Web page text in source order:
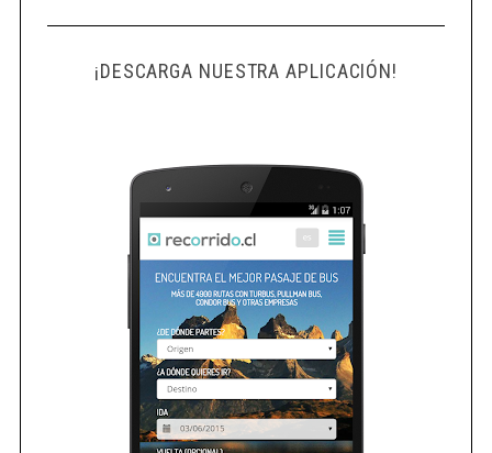
¡DESCARGA NUESTRA APLICACIÓN!